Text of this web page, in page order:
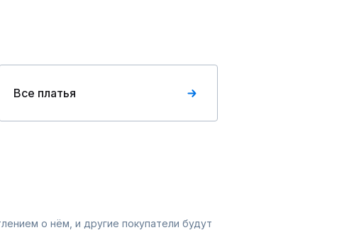
Все платья
о нём, и другие покупатели будут